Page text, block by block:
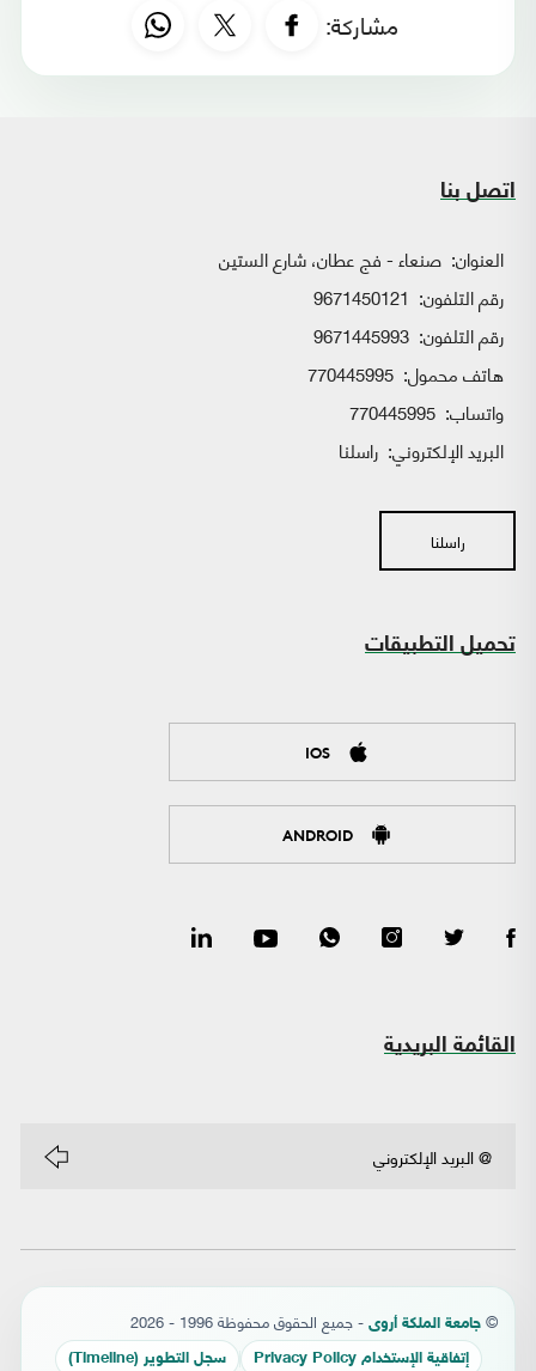
مشاركة:
اتصل بنا
العنوان: صنعاء - فج عطان، شارع الستين
رقم التلفون: 9671450121
رقم التلفون: 9671445993
هاتف محمول: 770445995
واتساب:
البريد الإلكتروني: راسلنا
راسلنا
تحميل التطبيقات
IOS
ANDROID
القائمة البريدية
© جامعة الملكة أروى - جميع الحقوق محفوظة 1996 - 2026
إتفاقية الإستخدام Privacy Policy سجل التطوير (Timeline)